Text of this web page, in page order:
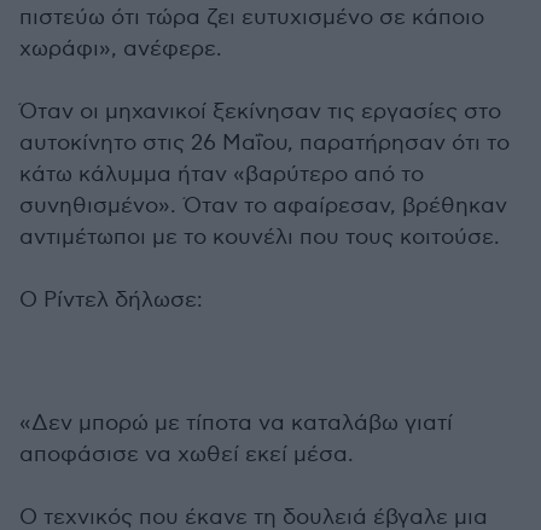
πιστεύω ότι τώρα ζει ευτυχισμένο σε κάποιο
χωράφι», ανέφερε.
Όταν οι μηχανικοί ξεκίνησαν τις εργασίες στο
αυτοκίνητο στις 26 Μαΐου, παρατήρησαν ότι το
κάτω κάλυμμα ήταν «βαρύτερο από το
συνηθισμένο». Όταν το αφαίρεσαν, βρέθηκαν
αντιμέτωποι με το κουνέλι που τους κοιτούσε.
Ο Ρίντελ δήλωσε:
«Δεν μπορώ με τίποτα να καταλάβω γιατί
αποφάσισε να χωθεί εκεί μέσα.
Ο τεχνικός που έκανε τη δουλειά έβγαλε μια